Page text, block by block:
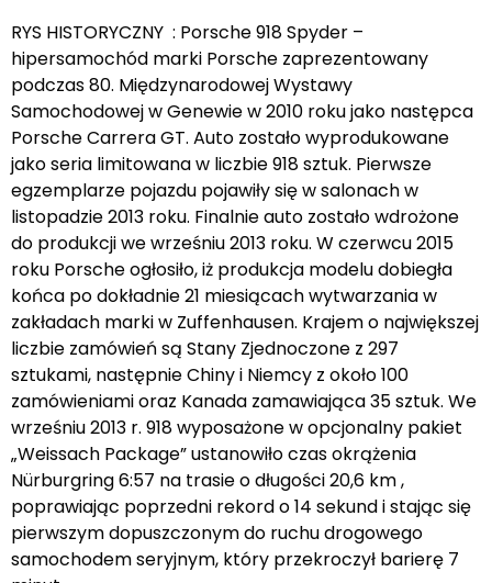
RYS HISTORYCZNY : Porsche 918 Spyder –
hipersamochód marki Porsche zaprezentowany
podczas 80. Międzynarodowej Wystawy
Samochodowej w Genewie w 2010 roku jako następca
Porsche Carrera GT. Auto zostało wyprodukowane
jako seria limitowana w liczbie 918 sztuk. Pierwsze
egzemplarze pojazdu pojawiły się w salonach w
listopadzie 2013 roku. Finalnie auto zostało wdrożone
do produkcji we wrześniu 2013 roku. W czerwcu 2015
roku Porsche ogłosiło, iż produkcja modelu dobiegła
końca po dokładnie 21 miesiącach wytwarzania w
zakładach marki w Zuffenhausen. Krajem o największej
liczbie zamówień są Stany Zjednoczone z 297
sztukami, następnie Chiny i Niemcy z około 100
zamówieniami oraz Kanada zamawiająca 35 sztuk. We
wrześniu 2013 r. 918 wyposażone w opcjonalny pakiet
„Weissach Package” ustanowiło czas okrążenia
Nürburgring 6:57 na trasie o długości 20,6 km ,
poprawiając poprzedni rekord o 14 sekund i stając się
pierwszym dopuszczonym do ruchu drogowego
samochodem seryjnym, który przekroczył barierę 7